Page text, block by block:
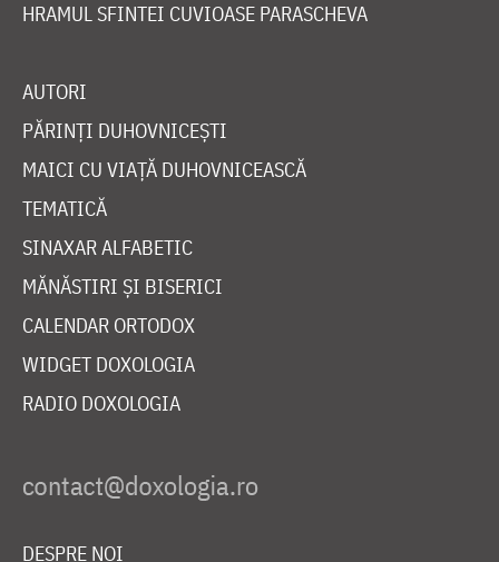
HRAMUL SFINTEI CUVIOASE PARASCHEVA
AUTORI
PĂRINȚI DUHOVNICEȘTI
MAICI CU VIAȚĂ DUHOVNICEASCĂ
TEMATICĂ
SINAXAR ALFABETIC
MĂNĂSTIRI ȘI BISERICI
CALENDAR ORTODOX
WIDGET DOXOLOGIA
RADIO DOXOLOGIA
DESPRE NOI